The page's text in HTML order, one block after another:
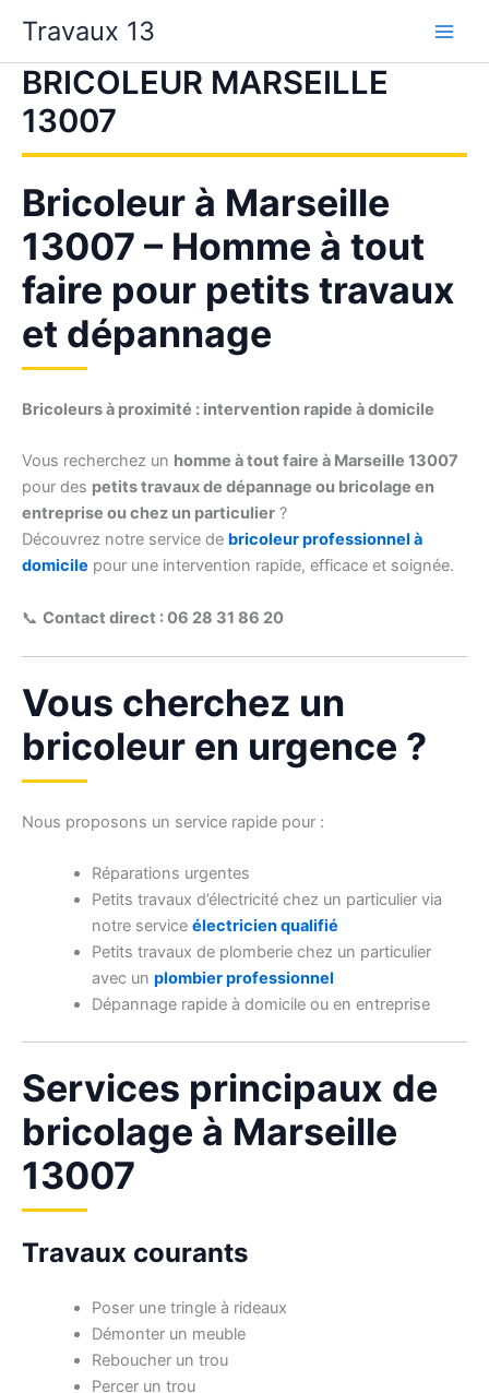
contenu
Travaux 13
BRICOLEUR MARSEILLE
13007
Bricoleur à Marseille
13007 – Homme à tout
faire pour petits travaux
et dépannage
Bricoleurs à proximité : intervention rapide à domicile
Vous recherchez un homme à tout faire à Marseille 13007
pour des petits travaux de dépannage ou bricolage en
entreprise ou chez un particulier ?
Découvrez notre service de bricoleur professionnel à
domicile pour une intervention rapide, efficace et soignée.
📞 Contact direct : 06 28 31 86 20
Vous cherchez un
bricoleur en urgence ?
Nous proposons un service rapide pour :
Réparations urgentes
Petits travaux d’électricité chez un particulier via
notre service électricien qualifié
Petits travaux de plomberie chez un particulier
avec un plombier professionnel
Dépannage rapide à domicile ou en entreprise
Services principaux de
bricolage à Marseille
13007
Travaux courants
Poser une tringle à rideaux
Démonter un meuble
Reboucher un trou
Percer un trou